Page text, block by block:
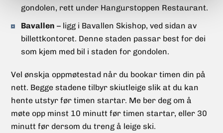
gondolen, rett under Hangurstoppen Restaurant.
Bavallen – ligg i Bavallen Skishop, ved sidan av
billettkontoret. Denne staden passar best for dei
som kjem med bil i staden for gondolen.
Vel ønskja oppmøtestad når du bookar timen din på
nett. Begge stadene tilbyr skiutleige slik at du kan
hente utstyr før timen startar. Me ber deg om å
møte opp minst 10 minutt før timen startar, eller 30
minutt før dersom du treng å leige ski.